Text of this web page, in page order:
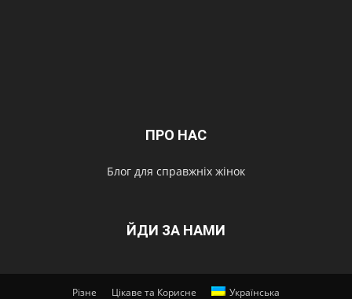
ПРО НАС
Блог для справжніх жінок
ЙДИ ЗА НАМИ
Різне Цікаве та Корисне Українська